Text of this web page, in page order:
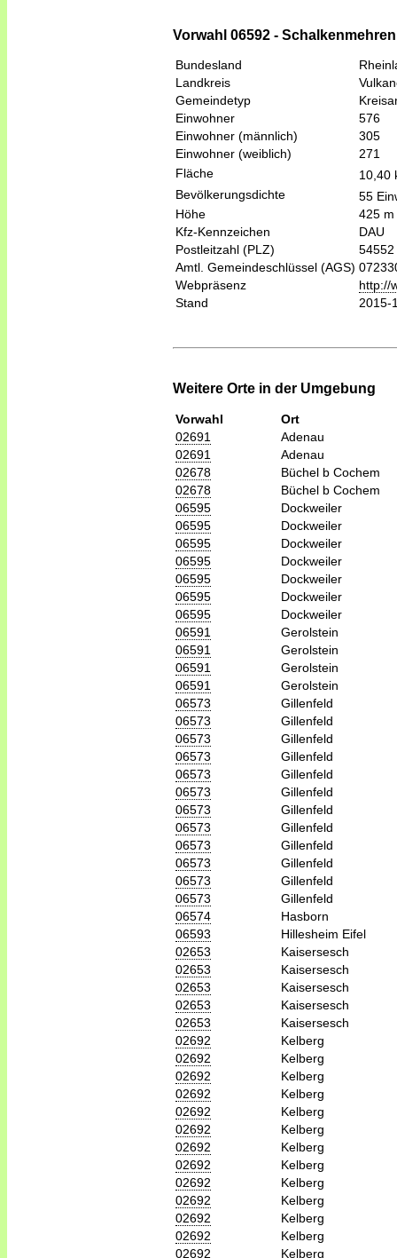
Vorwahl 06592 -
Bundesland
Landkreis
Gemeindetyp
Einwohner
576
Einwohner (männlich)
305
Einwohner (weiblich)
271
Fläche
10,40
Bevölkerungsdichte
55
Höhe
425 m
Kfz-Kennzeichen
DAU
Postleitzahl (PLZ)
54552
Amtl. Gemeindeschlüssel (AGS)
Webpräsenz
http://
Stand
2015-
Weitere Orte in der Umgebung
Vorwahl
Ort
02691
Adenau
02691
Adenau
02678
Büchel b Cochem
02678
Büchel b Cochem
06595
Dockweiler
06595
Dockweiler
06595
Dockweiler
06595
Dockweiler
06595
Dockweiler
06595
Dockweiler
06595
Dockweiler
06591
Gerolstein
06591
Gerolstein
06591
Gerolstein
06591
Gerolstein
06573
Gillenfeld
06573
Gillenfeld
06573
Gillenfeld
06573
Gillenfeld
06573
Gillenfeld
06573
Gillenfeld
06573
Gillenfeld
06573
Gillenfeld
06573
Gillenfeld
06573
Gillenfeld
06573
Gillenfeld
06573
Gillenfeld
06574
Hasborn
06593
Hillesheim Eifel
02653
Kaisersesch
02653
Kaisersesch
02653
Kaisersesch
02653
Kaisersesch
02653
Kaisersesch
02692
Kelberg
02692
Kelberg
02692
Kelberg
02692
Kelberg
02692
Kelberg
02692
Kelberg
02692
Kelberg
02692
Kelberg
02692
Kelberg
02692
Kelberg
02692
Kelberg
02692
Kelberg
02692
Kelberg